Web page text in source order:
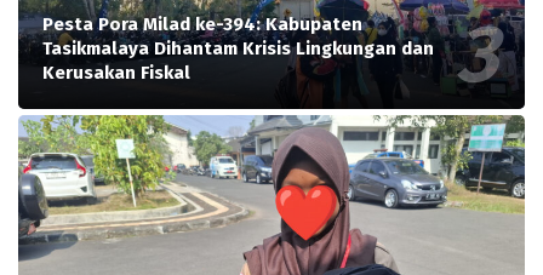
Pesta Pora Milad ke-394: Kabupaten
Tasikmalaya Dihantam Krisis Lingkungan dan
Kerusakan Fiskal